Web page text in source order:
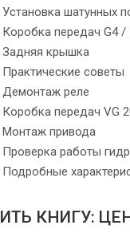
Установка шатунных
Коробка передач G4 /
Задняя крышка
Практические советы
Демонтаж реле
Коробка передач VG
Монтаж привода
Проверка работы
Подробные
КНИГУ: